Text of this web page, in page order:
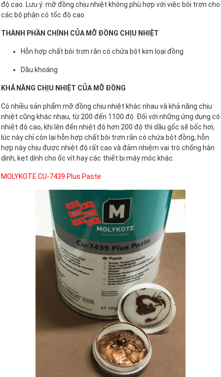
độ cao. Lưu ý: mỡ đồng chịu nhiệt không phù hợp với việc bôi trơn cho
các bộ phận có tốc độ cao.
THÀNH PHẦN CHÍNH CỦA MỠ ĐỒNG CHỊU NHIỆT
Hỗn hợp chất bôi trơn rắn có chứa bột kim loại đồng
Dầu khoáng
KHẢ NĂNG CHỊU NHIỆT CỦA MỠ ĐỒNG
Có nhiều sản phẩm mỡ đồng chịu nhiệt khác nhau và khả năng chịu
nhiệt cũng khác nhau, từ 200 đến 1100 độ. Đối với những ứng dụng có
nhiệt độ cao, khi lên đến nhiệt độ hơn 200 độ thì dầu gốc sẽ bốc hơi,
lúc này chỉ còn lại hỗn hợp chất bôi trơn rắn có chứa bột đồng, hỗn
hợp này chịu được nhiệt độ rất cao và đảm nhiệm vai trò chống hàn
dính, kẹt dính cho ốc vít hay các thiết bị máy móc khác.
MOLYKOTE CU-7439 Plus Paste